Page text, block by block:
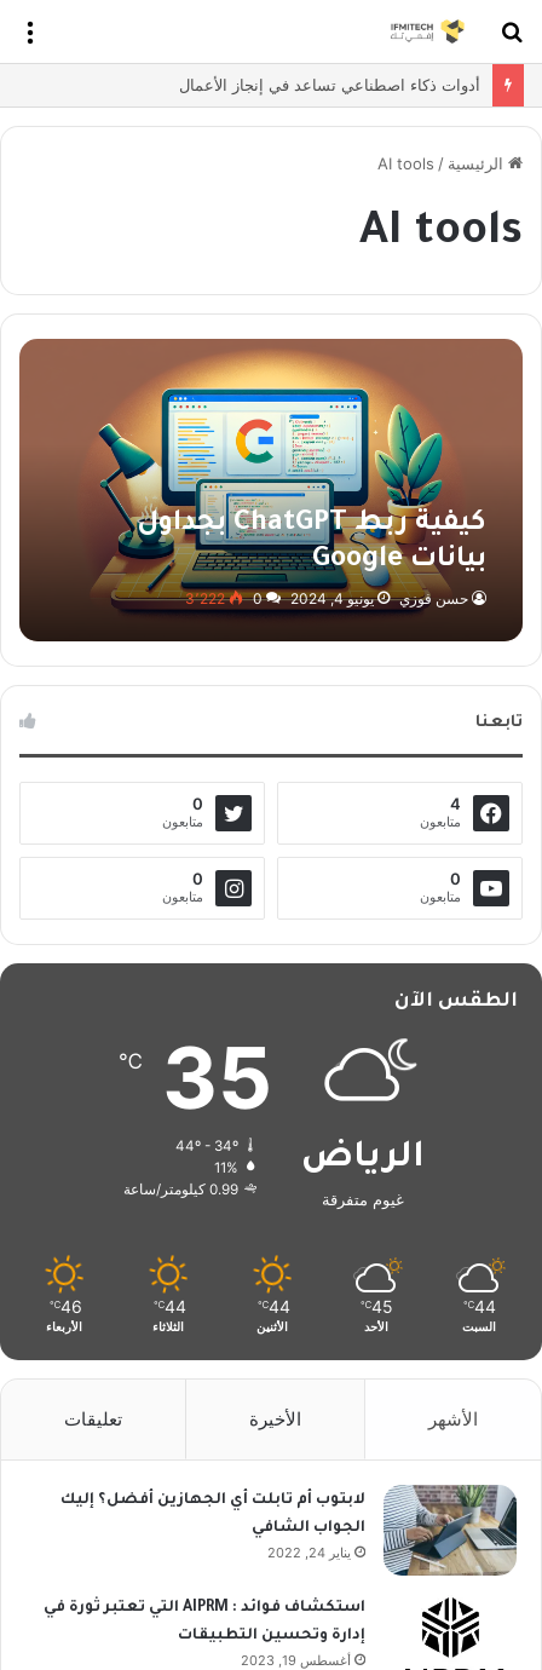
بحث
عن
أدوات ذكاء اصطناعي تساعد في إنجاز الأعمال
الرئيسية /
AI tools
AI tools
كيفية ربط ChatGPT بجداول
بيانات Google
حسن فوزي يونيو 4, 2024 0 3٬222
تابعنا
4
متابعون
0
متابعون
0
متابعون
0
متابعون
الطقس الآن
الرياض
غيوم متفرقة
35
℃
44º - 34º
11%
0.99 كيلومتر/ساعة
44
℃
السبت
45
℃
الأحد
44
℃
الأثنين
44
℃
الثلاثاء
46
℃
الأربعاء
الأشهر الأخيرة تعليقات
لابتوب أم تابلت أي الجهازين أفضل؟ إليك
الجواب الشافي
يناير 24, 2022
استكشاف فوائد : AIPRM التي تعتبر ثورة في
إدارة وتحسين التطبيقات
أغسطس 19, 2023